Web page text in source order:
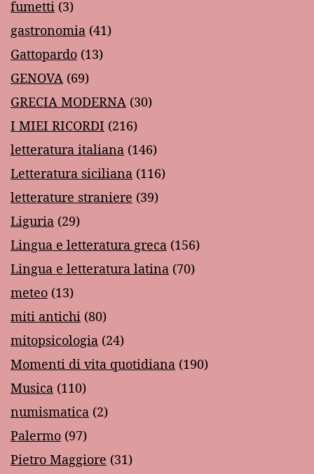
fumetti (3)
gastronomia (41)
Gattopardo (13)
GENOVA (69)
GRECIA MODERNA (30)
I MIEI RICORDI (216)
letteratura italiana (146)
Letteratura siciliana (116)
letterature straniere (39)
Liguria (29)
Lingua e letteratura greca (156)
Lingua e letteratura latina (70)
meteo (13)
miti antichi (80)
mitopsicologia (24)
Momenti di vita quotidiana (190)
Musica (110)
numismatica (2)
Palermo (97)
Pietro Maggiore (31)